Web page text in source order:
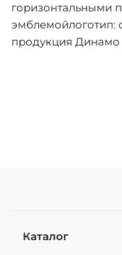
горизонтальными
продукция
Каталог